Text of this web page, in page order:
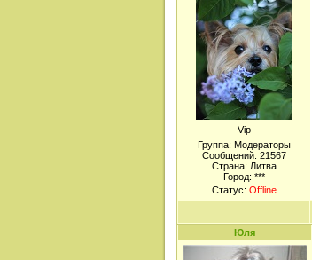
Viр
Группа: Модераторы
Сообщений: 21567
Страна: Литва
Город: ***
Статус: Offline
Юля